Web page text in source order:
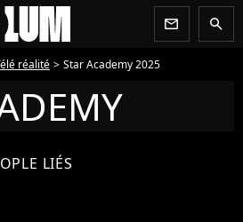
newsletter search
réalité Star Academy 2025
LIÉS